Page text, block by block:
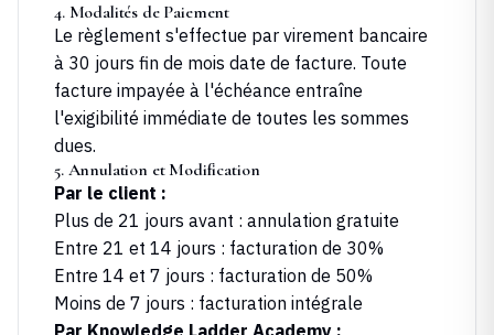
4. Modalités de Paiement
Le règlement s'effectue par virement bancaire
à 30 jours fin de mois date de facture. Toute
facture impayée à l'échéance entraîne
l'exigibilité immédiate de toutes les sommes
dues.
5. Annulation et Modification
Par le client :
Plus de 21 jours avant : annulation gratuite
Entre 21 et 14 jours : facturation de 30%
Entre 14 et 7 jours : facturation de 50%
Moins de 7 jours : facturation intégrale
Par Knowledge Ladder Academy :